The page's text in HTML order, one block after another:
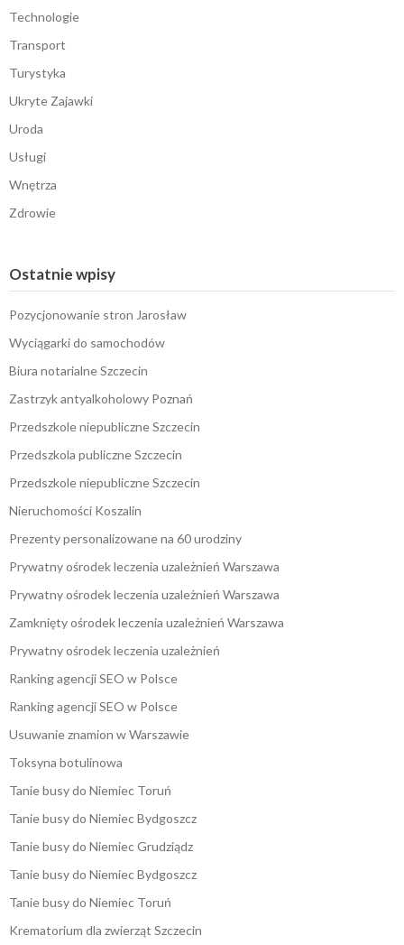
Technologie
Transport
Turystyka
Ukryte Zajawki
Uroda
Usługi
Wnętrza
Zdrowie
Ostatnie wpisy
Pozycjonowanie stron Jarosław
Wyciągarki do samochodów
Biura notarialne Szczecin
Zastrzyk antyalkoholowy Poznań
Przedszkole niepubliczne Szczecin
Przedszkola publiczne Szczecin
Przedszkole niepubliczne Szczecin
Nieruchomości Koszalin
Prezenty personalizowane na 60 urodziny
Prywatny ośrodek leczenia uzależnień Warszawa
Prywatny ośrodek leczenia uzależnień Warszawa
Zamknięty ośrodek leczenia uzależnień Warszawa
Prywatny ośrodek leczenia uzależnień
Ranking agencji SEO w Polsce
Ranking agencji SEO w Polsce
Usuwanie znamion w Warszawie
Toksyna botulinowa
Tanie busy do Niemiec Toruń
Tanie busy do Niemiec Bydgoszcz
Tanie busy do Niemiec Grudziądz
Tanie busy do Niemiec Bydgoszcz
Tanie busy do Niemiec Toruń
Krematorium dla zwierząt Szczecin